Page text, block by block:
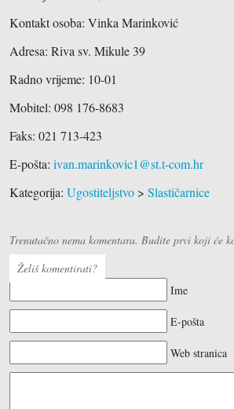
Kontakt osoba: Vinka Marinković
Adresa: Riva sv. Mikule 39
Radno vrijeme: 10-01
Mobitel: 098 176-8683
Faks: 021 713-423
E-pošta: ivan.marinkovic1@st.t-com.hr
Kategorija: Ugostiteljstvo > Slastičarnice
Trenutačno nema komentara. Budite prvi koji će
Želiš komentirati?
Ime
E-pošta
Web stranica